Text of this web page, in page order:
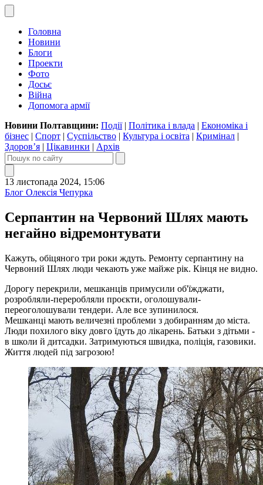
Головна
Новини
Блоги
Проекти
Фото
Досьє
Війна
Допомога армії
Новини Полтавщини: Події| Політика і влада | Економіка і
бізнес | Спорт | Суспільство | Культура і освіта | Кримінал |
Здоров’я | Цікавинки | Архів
13 листопада 2024, 15:06
Блог Олексія Чепурка
Серпантин на Червоний Шлях мають
негайно відремонтувати
Кажуть, обіцяного три роки ждуть. Ремонту серпантину на
Червоний Шлях люди чекають уже майже рік. Кінця не видно.
Дорогу перекрили, мешканців примусили об'їжджати,
розробляли-переробляли проєкти, оголошували-
переоголошували тендери. Але все зупинилося.
Мешканці мають величезні проблеми з добиранням до міста.
Люди похилого віку довго їдуть до лікарень. Батьки з дітьми -
в школи й дитсадки. Затримуються швидка, поліція, газовики.
Життя людей під загрозою!